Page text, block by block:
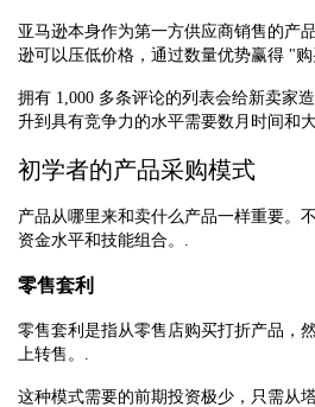
亚马逊本身作为第一方供应商销售的产
逊可以压低价格，通过数量优势赢得 "购
拥有 1,000 多条评论的列表会给新卖家
升到具有竞争力的水平需要数月时间和
初学者的产品采购模式
产品从哪里来和卖什么产品一样重要。
资金水平和技能组合。.
零售套利
零售套利是指从零售店购买打折产品，
上转售。.
这种模式需要的前期投资极少，只需从